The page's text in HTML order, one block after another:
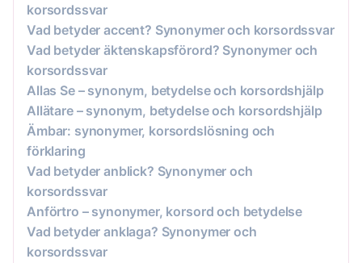
korsordssvar
Vad betyder accent? Synonymer och korsordssvar
Vad betyder äktenskapsförord? Synonymer och
korsordssvar
Allas Se – synonym, betydelse och korsordshjälp
Allätare – synonym, betydelse och korsordshjälp
Ämbar: synonymer, korsordslösning och
förklaring
Vad betyder anblick? Synonymer och
korsordssvar
Anförtro – synonymer, korsord och betydelse
Vad betyder anklaga? Synonymer och
korsordssvar